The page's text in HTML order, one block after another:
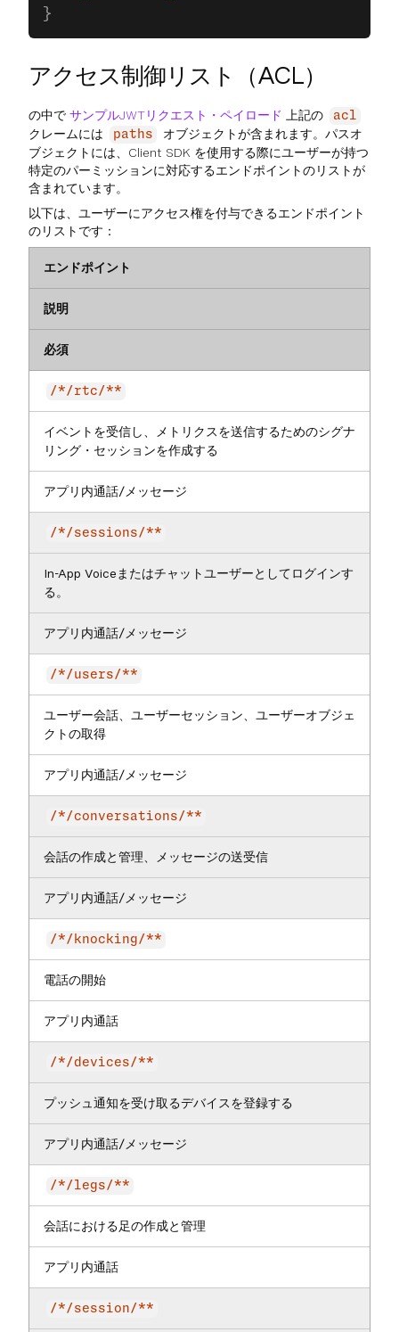
}
アクセス制御リスト（ACL）
の中で サンプルJWTリクエスト・ペイロード 上記の acl
クレームには paths
オブジェクトが含まれます。パスオ
ブジェクトには、Client SDK を使用する際にユーザーが持つ
特定のパーミッションに対応するエンドポイントのリストが
含まれています。
以下は、ユーザーにアクセス権を付与できるエンドポイント
のリストです：
エンドポイント
説明
必須
/*/rtc/**
イベントを受信し、メトリクスを送信するためのシグナ
リング・セッションを作成する
アプリ内通話/メッセージ
/*/sessions/**
In-App Voiceまたはチャットユーザーとしてログインす
る。
アプリ内通話/メッセージ
/*/users/**
ユーザー会話、ユーザーセッション、ユーザーオブジェ
クトの取得
アプリ内通話/メッセージ
/*/conversations/**
会話の作成と管理、メッセージの送受信
アプリ内通話/メッセージ
/*/knocking/**
電話の開始
アプリ内通話
/*/devices/**
プッシュ通知を受け取るデバイスを登録する
アプリ内通話/メッセージ
/*/legs/**
会話における足の作成と管理
アプリ内通話
/*/session/**